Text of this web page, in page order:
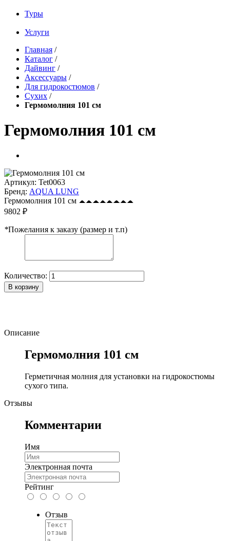
Туры
Услуги
Главная /
Каталог /
Дайвинг /
Аксессуары /
Для гидрокостюмов /
Сухих /
Гермомолния 101 см
Гермомолния 101 см
Артикул: Tet0063
Бренд: AQUA LUNG
Гермомолния 101 см
9802 ₽
*Пожелания к заказу (размер и т.п)
Количество:
В корзину
Описание
Гермомолния 101 см
Герметичная молния для установки на гидрокостюмы
сухого типа.
Отзывы
Комментарии
Имя
Электронная почта
Рейтинг
Отзыв